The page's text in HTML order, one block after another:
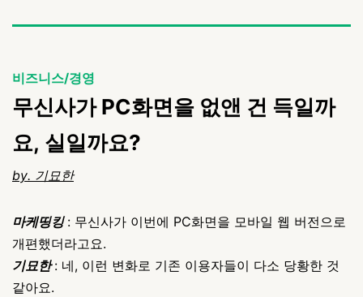
비즈니스/경영
무신사가 PC화면을 없앤 건 득일까
요, 실일까요?
by. 기묘한
마케띵킹: 무신사가 이번에 PC화면을 모바일 웹 버전으로
개편했더라고요.
기묘한: 네, 이런 변화로 기존 이용자들이 다소 당황한 것
같아요.